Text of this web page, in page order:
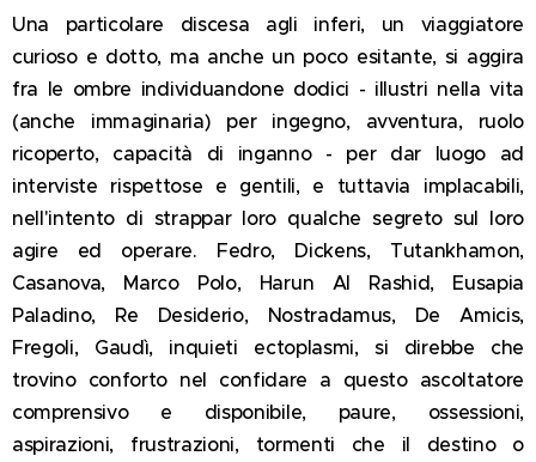
Una particolare discesa agli inferi, un viaggiatore
curioso e dotto, ma anche un poco esitante, si aggira
fra le ombre individuandone dodici - illustri nella vita
(anche immaginaria) per ingegno, avventura, ruolo
ricoperto, capacità di inganno - per dar luogo ad
interviste rispettose e gentili, e tuttavia implacabili,
nell'intento di strappar loro qualche segreto sul loro
agire ed operare. Fedro, Dickens, Tutankhamon,
Casanova, Marco Polo, Harun Al Rashid, Eusapia
Paladino, Re Desiderio, Nostradamus, De Amicis,
Fregoli, Gaudì, inquieti ectoplasmi, si direbbe che
trovino conforto nel confidare a questo ascoltatore
comprensivo e disponibile, paure, ossessioni,
aspirazioni, frustrazioni, tormenti che il destino o